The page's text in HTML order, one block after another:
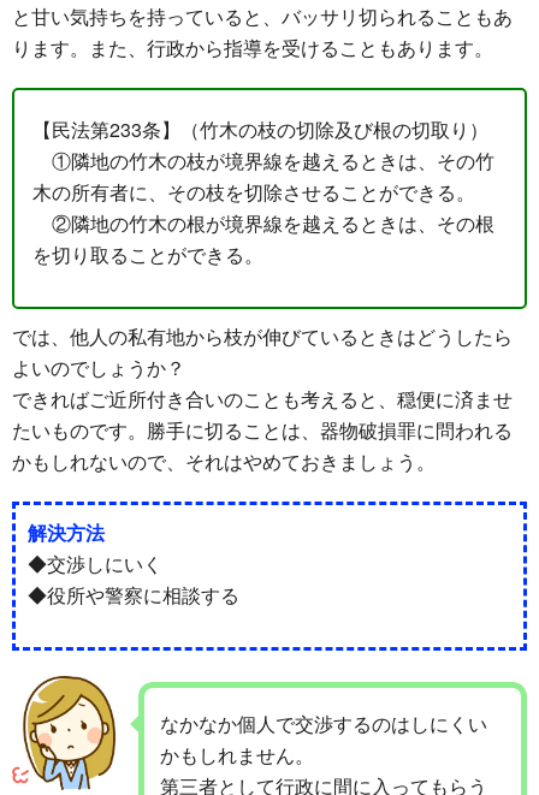
と甘い気持ちを持っていると、バッサリ切られることもあ
ります。また、行政から指導を受けることもあります。
【民法第233条】（竹木の枝の切除及び根の切取り）
①隣地の竹木の枝が境界線を越えるときは、その竹
木の所有者に、その枝を切除させることができる。
②隣地の竹木の根が境界線を越えるときは、その根
を切り取ることができる。
では、他人の私有地から枝が伸びているときはどうしたら
よいのでしょうか？
できればご近所付き合いのことも考えると、穏便に済ませ
たいものです。勝手に切ることは、器物破損罪に問われる
かもしれないので、それはやめておきましょう。
解決方法
◆交渉しにいく
◆役所や警察に相談する
なかなか個人で交渉するのはしにくい
かもしれません。
第三者として行政に間に入ってもらう